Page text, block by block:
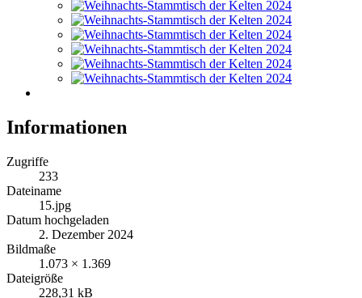
Informationen
Zugriffe
233
Dateiname
15.jpg
Datum hochgeladen
2. Dezember 2024
Bildmaße
1.073 × 1.369
Dateigröße
228,31 kB